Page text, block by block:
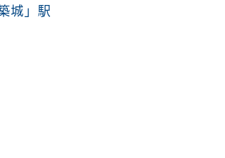
城」駅